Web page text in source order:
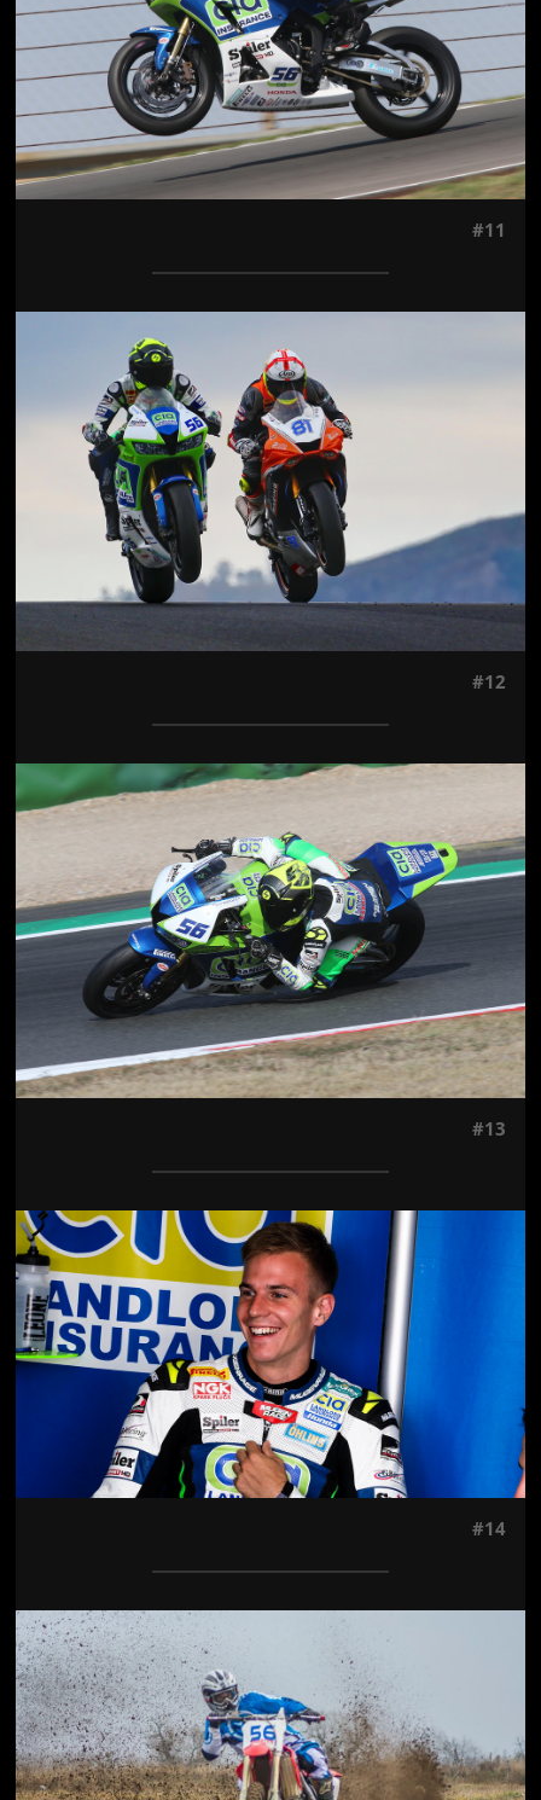
#11
Jön még kép!
#12
Jön még kép!
#13
Jön még kép!
#14
Jön még kép!